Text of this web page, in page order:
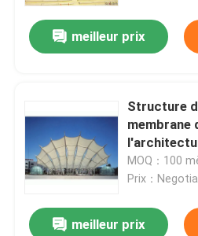
meilleur prix
Structure
membrane
tissu de la
MOQ：100
Prix：
meilleur prix